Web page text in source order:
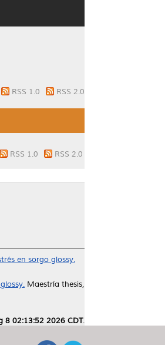
RSS 1.0 RSS 2.0
RSS 1.0 RSS 2.0
en sorgo glossy.
Maestría thesis,
8 02:13:52 2026 CDT.